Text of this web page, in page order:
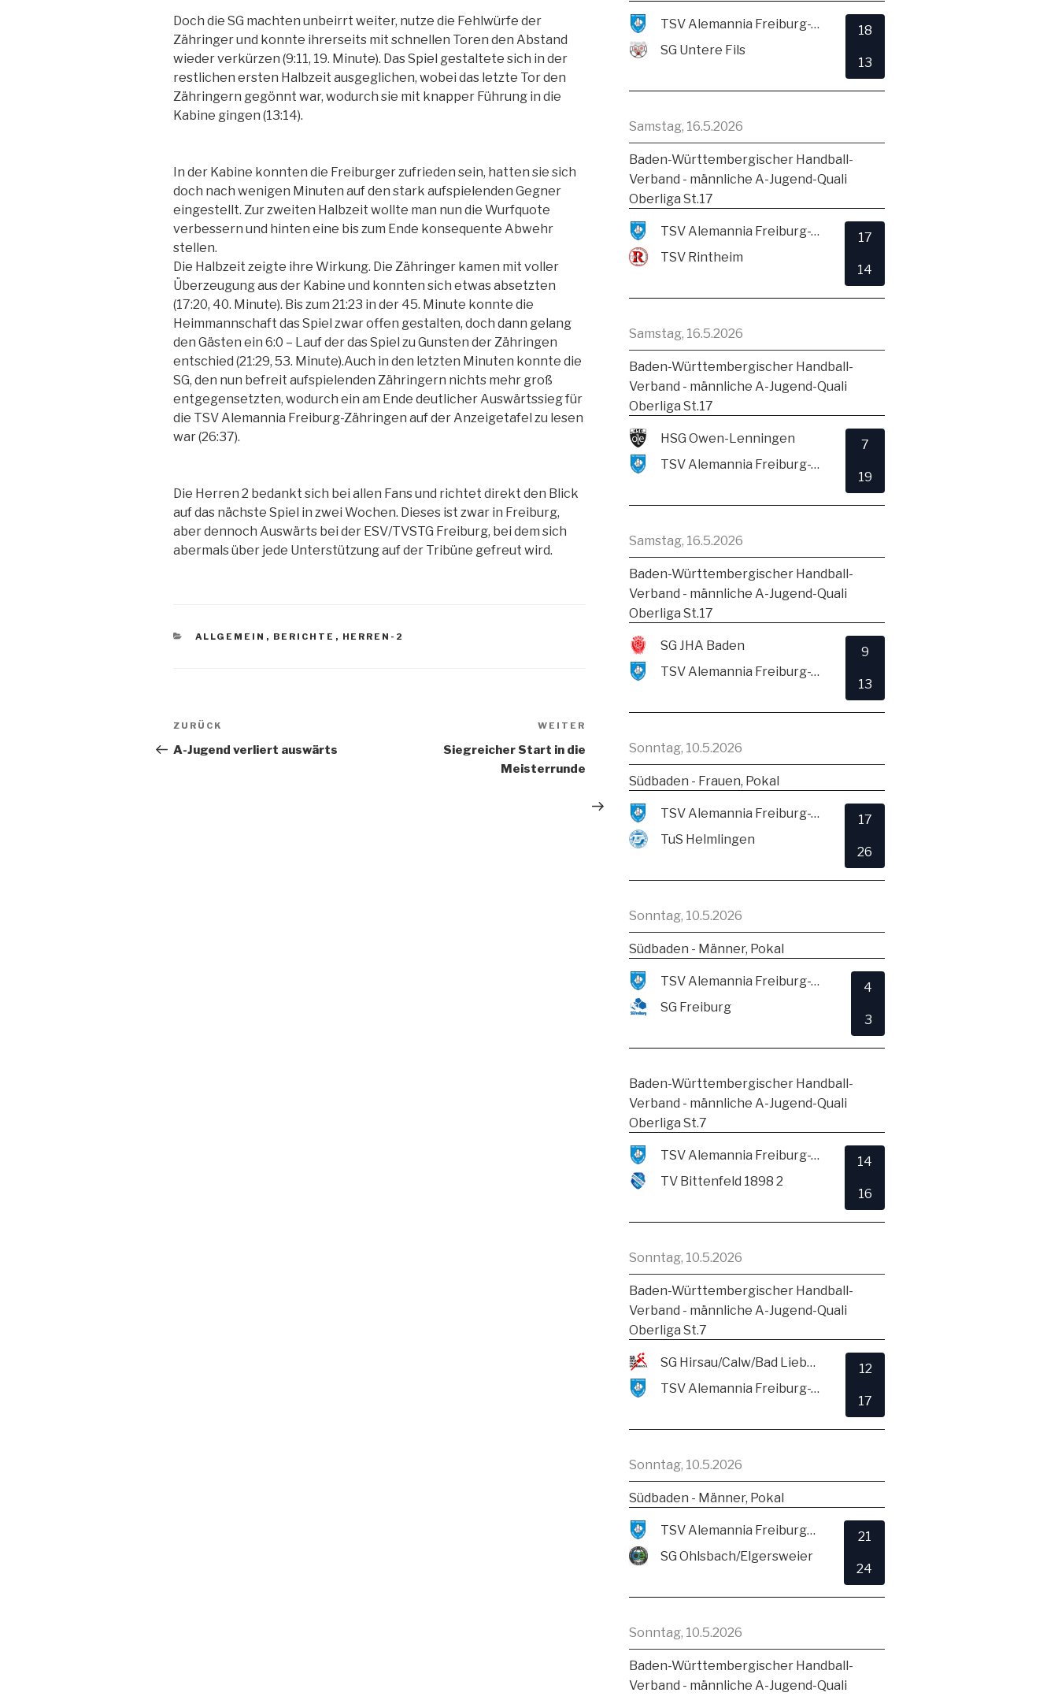
Doch die SG machten unbeirrt weiter, nutze die Fehlwürfe der
Zähringer und konnte ihrerseits mit schnellen Toren den Abstand
wieder verkürzen (9:11, 19. Minute). Das Spiel gestaltete sich in der
restlichen ersten Halbzeit ausgeglichen, wobei das letzte Tor den
Zähringern gegönnt war, wodurch sie mit knapper Führung in die
Kabine gingen (13:14).
In der Kabine konnten die Freiburger zufrieden sein, hatten sie sich
doch nach wenigen Minuten auf den stark aufspielenden Gegner
eingestellt. Zur zweiten Halbzeit wollte man nun die Wurfquote
verbessern und hinten eine bis zum Ende konsequente Abwehr
stellen.
Die Halbzeit zeigte ihre Wirkung. Die Zähringer kamen mit voller
Überzeugung aus der Kabine und konnten sich etwas absetzten
(17:20, 40. Minute). Bis zum 21:23 in der 45. Minute konnte die
Heimmannschaft das Spiel zwar offen gestalten, doch dann gelang
den Gästen ein 6:0 – Lauf der das Spiel zu Gunsten der Zähringen
entschied (21:29, 53. Minute).Auch in den letzten Minuten konnte die
SG, den nun befreit aufspielenden Zähringern nichts mehr groß
entgegensetzten, wodurch ein am Ende deutlicher Auswärtssieg für
die TSV Alemannia Freiburg-Zähringen auf der Anzeigetafel zu lesen
war (26:37).
Die Herren 2 bedankt sich bei allen Fans und richtet direkt den Blick
auf das nächste Spiel in zwei Wochen. Dieses ist zwar in Freiburg,
aber dennoch Auswärts bei der ESV/TVSTG Freiburg, bei dem sich
abermals über jede Unterstützung auf der Tribüne gefreut wird.
ALLGEMEIN , BERICHTE , HERREN-2
ZURÜCK
A-Jugend verliert auswärts
WEITER
Siegreicher Start in die
Meisterrunde
TSV Alemannia Freiburg-Zähringen
SG Untere Fils
18
13
Samstag, 16.5.2026
Baden-Württembergischer Handball-
Verband - männliche A-Jugend-Quali
Oberliga St.17
TSV Alemannia Freiburg-Zähringen
TSV Rintheim
17
14
Samstag, 16.5.2026
Baden-Württembergischer Handball-
Verband - männliche A-Jugend-Quali
Oberliga St.17
HSG Owen-Lenningen
TSV Alemannia Freiburg-Zähringen
7
19
Samstag, 16.5.2026
Baden-Württembergischer Handball-
Verband - männliche A-Jugend-Quali
Oberliga St.17
SG JHA Baden
TSV Alemannia Freiburg-Zähringen
9
13
Sonntag, 10.5.2026
Südbaden - Frauen, Pokal
TSV Alemannia Freiburg-Zähringen
TuS Helmlingen
17
26
Sonntag, 10.5.2026
Südbaden - Männer, Pokal
TSV Alemannia Freiburg-Zähringen
SG Freiburg
4
3
Baden-Württembergischer Handball-
Verband - männliche A-Jugend-Quali
Oberliga St.7
TSV Alemannia Freiburg-Zähringen
TV Bittenfeld 1898 2
14
16
Sonntag, 10.5.2026
Baden-Württembergischer Handball-
Verband - männliche A-Jugend-Quali
Oberliga St.7
SG Hirsau/Calw/Bad Liebenzell
TSV Alemannia Freiburg-Zähringen
12
17
Sonntag, 10.5.2026
Südbaden - Männer, Pokal
TSV Alemannia Freiburg-Zähringen
SG Ohlsbach/Elgersweier
21
24
Sonntag, 10.5.2026
Baden-Württembergischer Handball-
Verband - männliche A-Jugend-Quali